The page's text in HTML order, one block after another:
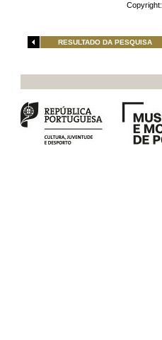
Copyright:
RESULTADO DA PESQUISA